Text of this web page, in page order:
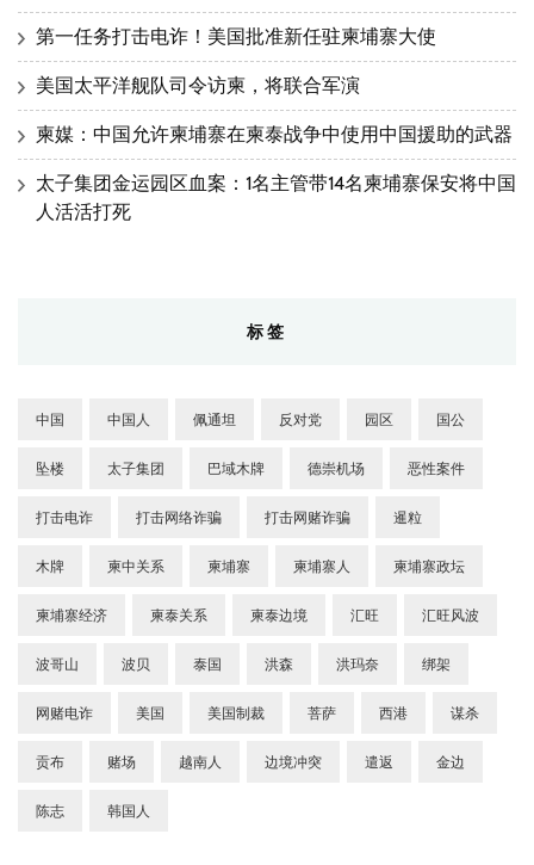
第一任务打击电诈！美国批准新任驻柬埔寨大使
美国太平洋舰队司令访柬，将联合军演
柬媒：中国允许柬埔寨在柬泰战争中使用中国援助的武器
太子集团金运园区血案：1名主管带14名柬埔寨保安将中国
人活活打死
标签
中国 中国人 佩通坦 反对党 园区 国公
坠楼 太子集团 巴域木牌 德崇机场 恶性案件
打击电诈 打击网络诈骗 打击网赌诈骗 暹粒
木牌 柬中关系 柬埔寨 柬埔寨人 柬埔寨政坛
柬埔寨经济 柬泰关系 柬泰边境 汇旺 汇旺风波
波哥山 波贝 泰国 洪森 洪玛奈 绑架
网赌电诈 美国 美国制裁 菩萨 西港 谋杀
贡布 赌场 越南人 边境冲突 遣返 金边
陈志 韩国人